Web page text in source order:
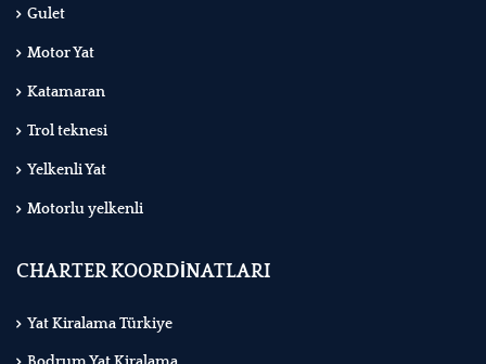
Gulet
Motor Yat
Katamaran
Trol teknesi
Yelkenli Yat
Motorlu yelkenli
CHARTER KOORDİNATLARI
Yat Kiralama Türkiye